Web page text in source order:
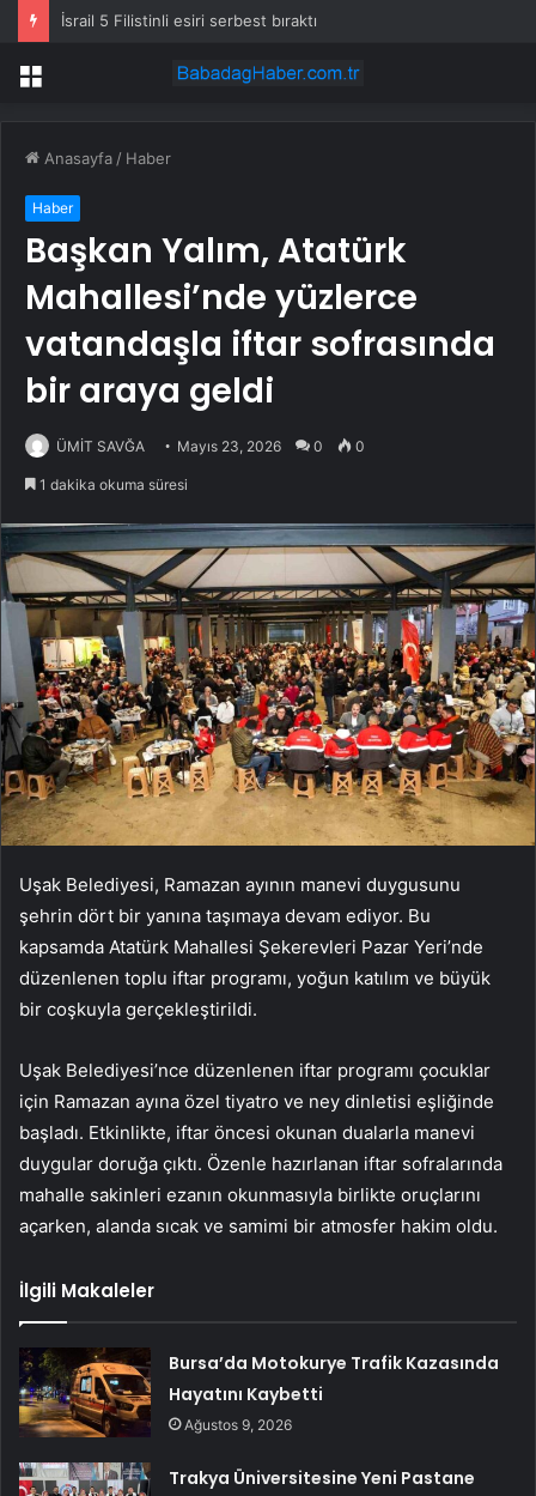
İsrail 5 Filistinli esiri serbest bıraktı
Menü
Anasayfa / Haber
Haber
Başkan Yalım, Atatürk
Mahallesi’nde yüzlerce
vatandaşla iftar sofrasında
bir araya geldi
ÜMİT SAVĞA Mayıs 23, 2026 0 0
1 dakika okuma süresi
Uşak Belediyesi, Ramazan ayının manevi duygusunu
şehrin dört bir yanına taşımaya devam ediyor. Bu
kapsamda Atatürk Mahallesi Şekerevleri Pazar Yeri’nde
düzenlenen toplu iftar programı, yoğun katılım ve büyük
bir coşkuyla gerçekleştirildi.
Uşak Belediyesi’nce düzenlenen iftar programı çocuklar
için Ramazan ayına özel tiyatro ve ney dinletisi eşliğinde
başladı. Etkinlikte, iftar öncesi okunan dualarla manevi
duygular doruğa çıktı. Özenle hazırlanan iftar sofralarında
mahalle sakinleri ezanın okunmasıyla birlikte oruçlarını
açarken, alanda sıcak ve samimi bir atmosfer hakim oldu.
İlgili Makaleler
Bursa’da Motokurye Trafik Kazasında
Hayatını Kaybetti
Ağustos 9, 2026
Trakya Üniversitesine Yeni Pastane